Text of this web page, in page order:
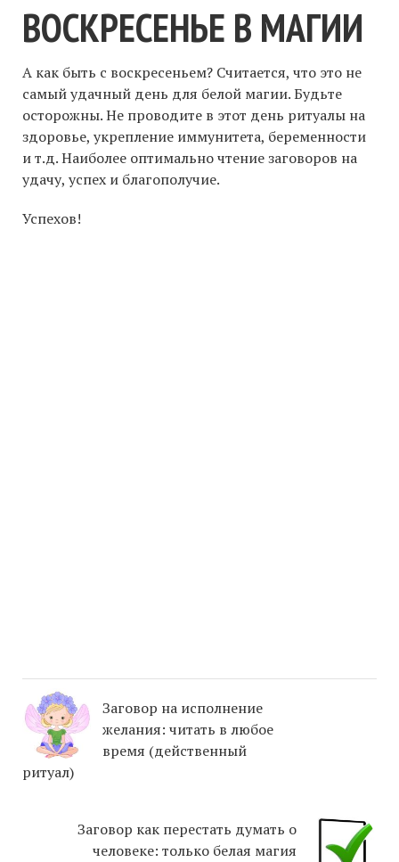
ВОСКРЕСЕНЬЕ В МАГИИ
А как быть с воскресеньем? Считается, что это не
самый удачный день для белой магии. Будьте
осторожны. Не проводите в этот день ритуалы на
здоровье, укрепление иммунитета, беременности
и т.д. Наиболее оптимально чтение заговоров на
удачу, успех и благополучие.
Успехов!
Заговор на исполнение
желания: читать в любое
время (действенный
ритуал)
Заговор как перестать думать о
человеке: только белая магия